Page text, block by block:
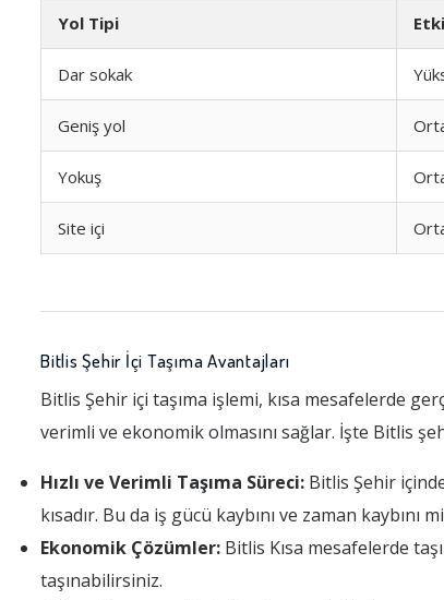
Yol Tipi
Dar sokak
Geniş yol
Yokuş
Site içi
Bitlis Şehir İçi Taşıma Avantajları
Bitlis Şehir içi taşıma işlemi, kısa mesafelerde
verimli ve ekonomik olmasını sağlar. İşte Bitlis
Hızlı ve Verimli Taşıma Süreci: Bitlis Şehir
kısadır. Bu da iş gücü kaybını ve zaman kaybını
Ekonomik Çözümler: Bitlis Kısa mesafelerde
taşınabilirsiniz.